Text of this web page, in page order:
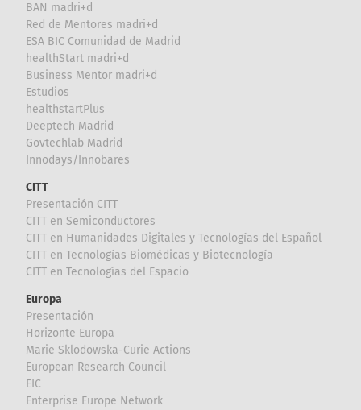
BAN madri+d
Red de Mentores madri+d
ESA BIC Comunidad de Madrid
healthStart madri+d
Business Mentor madri+d
Estudios
healthstartPlus
Deeptech Madrid
Govtechlab Madrid
Innodays/Innobares
CITT
Presentación CITT
CITT en Semiconductores
CITT en Humanidades Digitales y Tecnologías del Español
CITT en Tecnologías Biomédicas y Biotecnología
CITT en Tecnologías del Espacio
Europa
Presentación
Horizonte Europa
Marie Sklodowska-Curie Actions
European Research Council
EIC
Enterprise Europe Network